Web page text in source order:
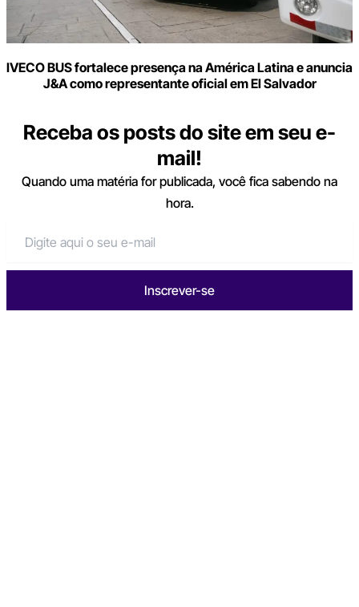
IVECO BUS fortalece presença na América Latina e anuncia
J&A como representante oficial em El Salvador
Receba os posts do site em seu e-
mail!
Quando uma matéria for publicada, você fica sabendo na
hora.
Inscrever-se